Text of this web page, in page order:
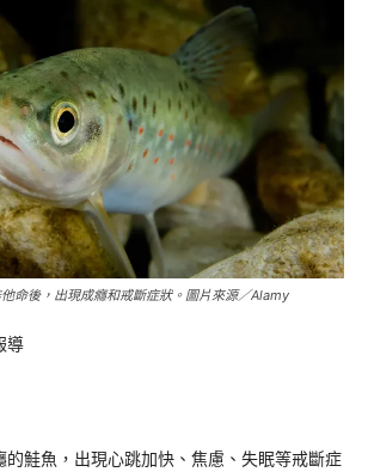
命後，出現成癮和戒斷症狀。圖片來源／Alamy
導
的鮭魚，出現心跳加快、焦慮、失眠等戒斷症